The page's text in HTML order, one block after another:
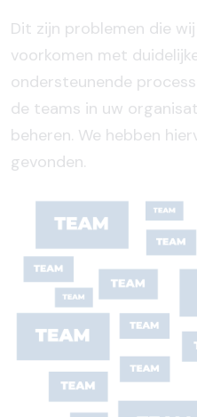
Dit zijn problemen die
voorkomen met
ondersteunende
de teams in uw
beheren. We hebben
gevonden.